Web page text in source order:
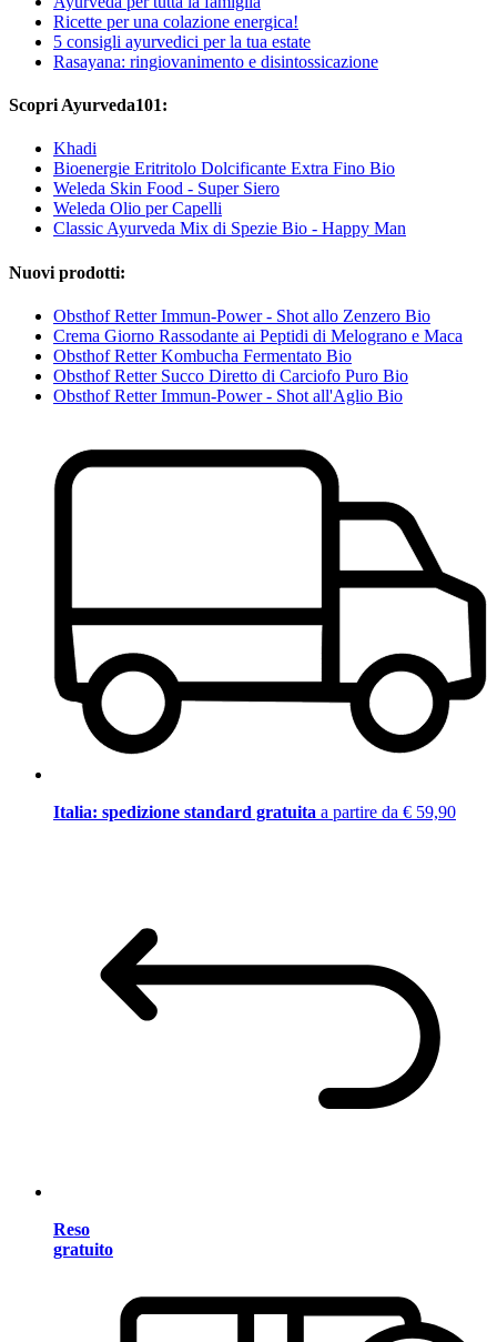
Ricette per una colazione energica!
5 consigli ayurvedici per la tua estate
Rasayana: ringiovanimento e disintossicazione
Scopri Ayurveda101:
Khadi
Bioenergie Eritritolo Dolcificante Extra Fino Bio
Weleda Skin Food - Super Siero
Weleda Olio per Capelli
Classic Ayurveda Mix di Spezie Bio - Happy Man
Nuovi prodotti:
Obsthof Retter Immun-Power - Shot allo Zenzero Bio
Crema Giorno Rassodante ai Peptidi di Melograno e Maca
Obsthof Retter Kombucha Fermentato Bio
Obsthof Retter Succo Diretto di Carciofo Puro Bio
Obsthof Retter Immun-Power - Shot all'Aglio Bio
Italia: spedizione standard gratuita a partire da € 59,90
Reso
gratuito